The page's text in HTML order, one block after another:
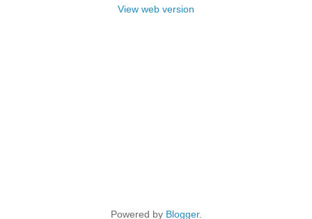
View web version
Powered by Blogger.